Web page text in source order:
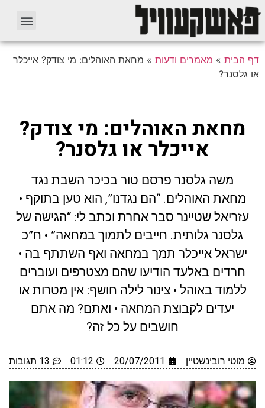
דף הבית » מאמרים ודעות » מחאת האוהלים: מי צודק? אייכלר
או גלסנר?
מחאת האוהלים: מי צודק?
אייכלר או גלסנר?
משה גלסנר פרסם טור בכיכר השבת נגד
מחאת האוהלים. “הם נגדנו”, הוא טען בתוקף •
עזריאל שטיינר סבר אחרת וכתב לי: “הגישה של
גלסנר גלותית. חייבים לתמוך במחאה” • ח”כ
ישראל אייכלר תמך במחאה ואף השתתף בה •
חרדים באלעד הודיעו שהם מצטרפים ועוברים
ללמוד באוהל • צינור לילה חושף: אין מטרות או
יעדים לקבוצת המחאה • ואתם? מה אתם
חושבים על כל זה?
מוטי רובינשטיין 20/07/2011
01:12 13 תגובות